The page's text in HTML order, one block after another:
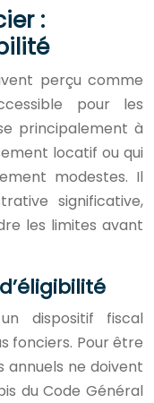
:
perçu comme
pour les
principalement à
locatif ou qui
modestes. Il
significative,
les limites avant
dispositif fiscal
fonciers. Pour être
annuels ne doivent
du Code Général